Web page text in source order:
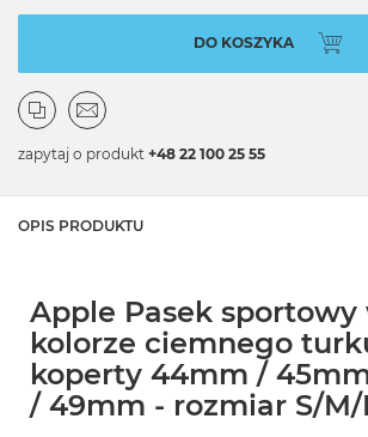
DO KOSZYKA
zapytaj o produkt +48 22 100 25 55
OPIS PRODUKTU
Apple Pasek sportowy
kolorze ciemnego
koperty 44mm /
/ 49mm - rozmiar S/M/